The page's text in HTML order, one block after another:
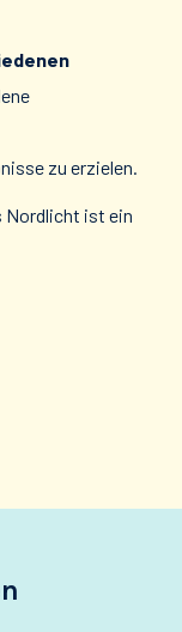
zu erzielen.
Nordlicht ist ein